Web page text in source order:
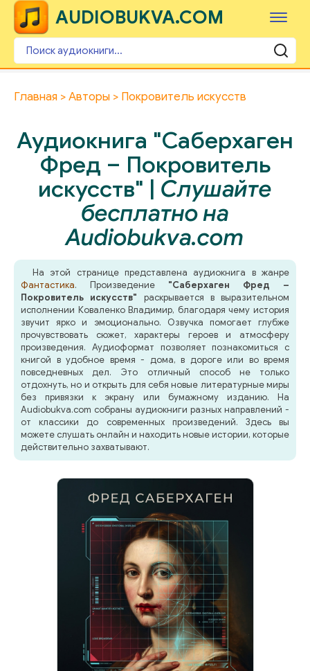
AUDIOBUKVA.COM
Главная Авторы Покровитель искусств
Аудиокнига "Саберхаген
Фред – Покровитель
искусств" | Слушайте
бесплатно на
Audiobukva.com
На этой странице представлена аудиокнига в жанре
Фантастика. Произведение "Саберхаген Фред –
Покровитель искусств" раскрывается в выразительном
исполнении Коваленко Владимир, благодаря чему история
звучит ярко и эмоционально. Озвучка помогает глубже
прочувствовать сюжет, характеры героев и атмосферу
произведения. Аудиоформат позволяет познакомиться с
книгой в удобное время - дома, в дороге или во время
повседневных дел. Это отличный способ не только
отдохнуть, но и открыть для себя новые литературные миры
без привязки к экрану или бумажному изданию. На
Audiobukva.com собраны аудиокниги разных направлений -
от классики до современных произведений. Здесь вы
можете слушать онлайн и находить новые истории, которые
действительно захватывают.